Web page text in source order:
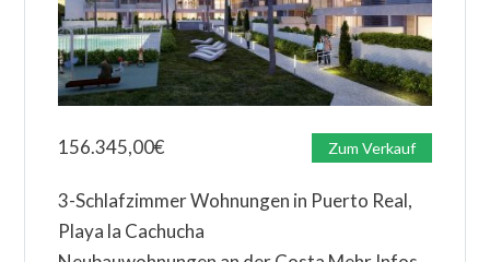
156.345,00€ Zum Verkauf
3-Schlafzimmer Wohnungen in Puerto Real,
Playa la Cachucha